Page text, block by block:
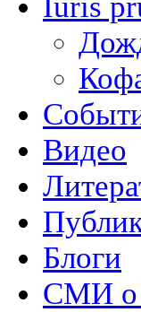
Видео
Блоги
СМИ о